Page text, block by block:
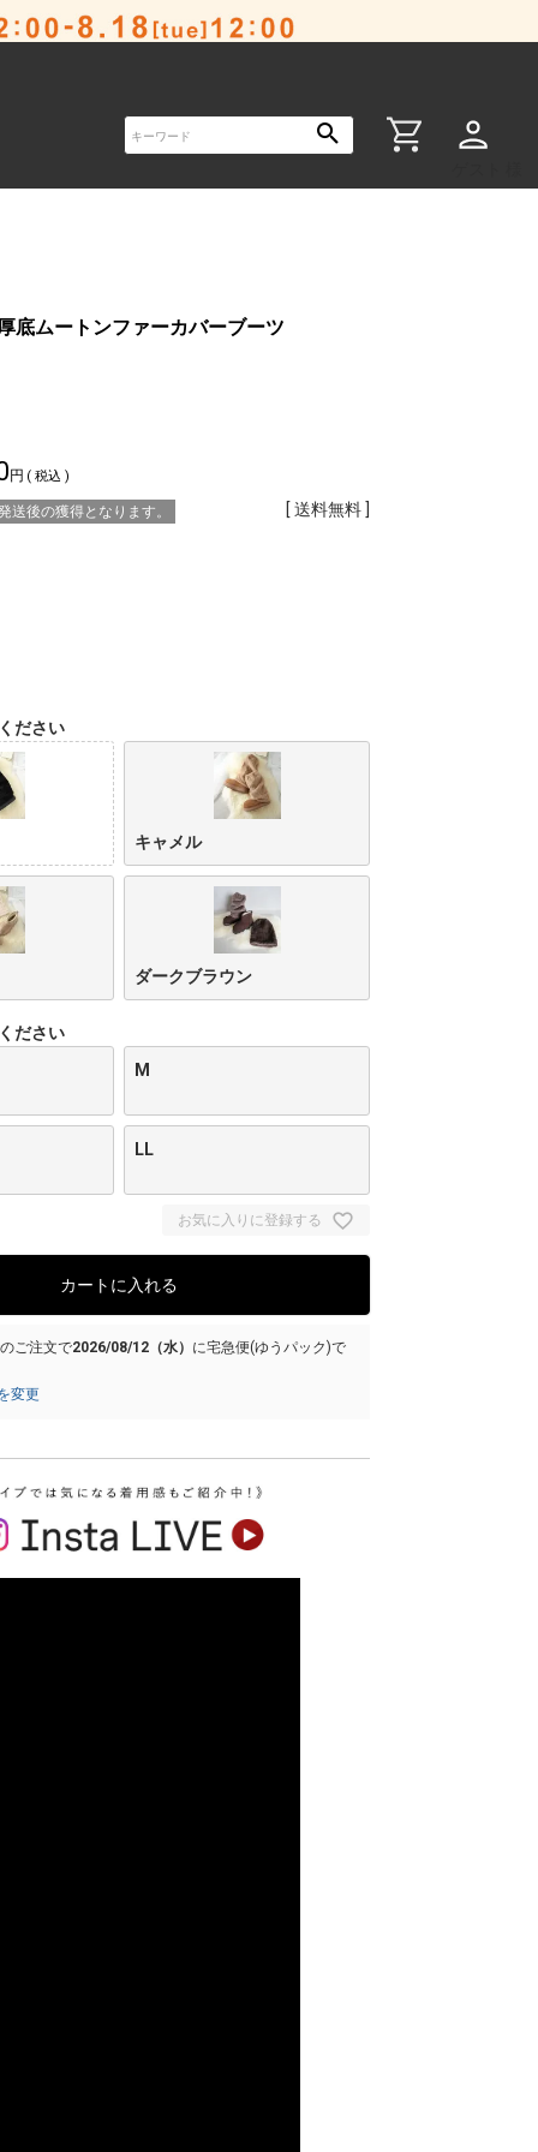
底ムートンファーカバーブーツ
税込
送後の獲得となります。 送料無料
ださい
キャメル
ダークブラウン
ださい
M
LL
お気に入りに登録する
カートに入れる
ご注文で2026/08/12（水） に宅急便(ゆうパック)で
変更